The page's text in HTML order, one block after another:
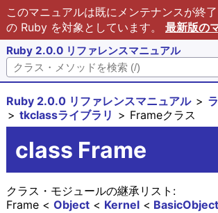
このマニュアルは既にメンテナンスが終
の Ruby を対象としています。 最新版の
Ruby 2.0.0 リファレンスマニュアル
Ruby 2.0.0 リファレンスマニュアル
tkclassライブラリ
Frameクラス
class Frame
クラス・モジュールの継承リスト:
BasicObject
Kernel
Object
Frame